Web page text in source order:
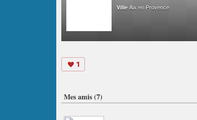
Ville Aix en Provence
1
Mes amis (7)